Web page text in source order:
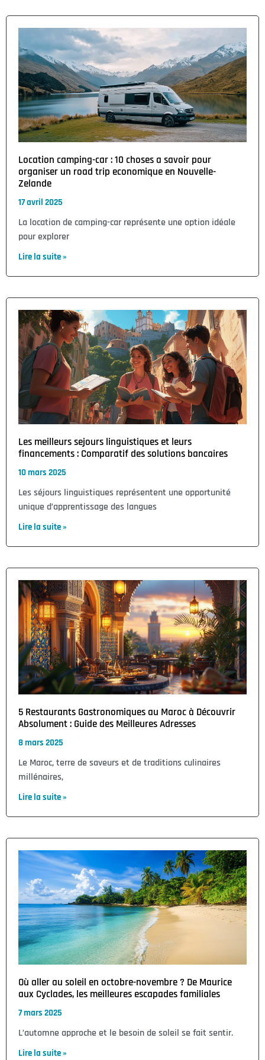
Location camping-car : 10 choses a savoir pour
organiser un road trip economique en Nouvelle-
Zelande
17 avril 2025
La location de camping-car représente une option idéale
pour explorer
Lire la suite »
Les meilleurs sejours linguistiques et leurs
financements : Comparatif des solutions bancaires
10 mars 2025
Les séjours linguistiques représentent une opportunité
unique d’apprentissage des langues
Lire la suite »
5 Restaurants Gastronomiques au Maroc à Découvrir
Absolument : Guide des Meilleures Adresses
8 mars 2025
Le Maroc, terre de saveurs et de traditions culinaires
millénaires,
Lire la suite »
Où aller au soleil en octobre-novembre ? De Maurice
aux Cyclades, les meilleures escapades familiales
7 mars 2025
L’automne approche et le besoin de soleil se fait sentir.
Lire la suite »